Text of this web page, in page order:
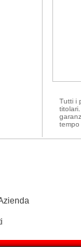
Tutti i
tempo